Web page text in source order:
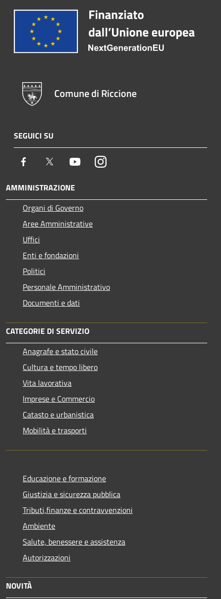
Comune di Riccione
SEGUICI SU
Facebook Twitter YoutubeInstagram
AMMINISTRAZIONE
Organi di Governo
Aree Amministrative
Uffici
Enti e fondazioni
Politici
Personale Amministrativo
Documenti e dati
CATEGORIE DI SERVIZIO
Anagrafe e stato civile
Cultura e tempo libero
Vita lavorativa
Imprese e Commercio
Catasto e urbanistica
Mobilità e trasporti
Educazione e formazione
Giustizia e sicurezza pubblica
Tributi,finanze e contravvenzioni
Ambiente
Salute, benessere e assistenza
Autorizzazioni
NOVITÀ